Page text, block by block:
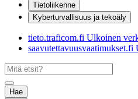
Tietoliikenne
Kyberturvallisuus ja tekoäly
tieto.traficom.fi Ulkoinen
saavutettavuusvaatimukset.fi
Hae